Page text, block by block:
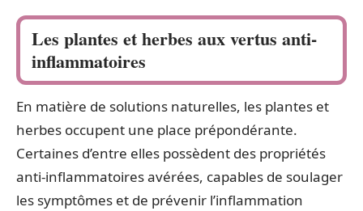
Les plantes et herbes aux vertus anti-
inflammatoires
En matière de solutions naturelles, les plantes et
herbes occupent une place prépondérante.
Certaines d’entre elles possèdent des propriétés
anti-inflammatoires avérées, capables de soulager
les symptômes et de prévenir l’inflammation